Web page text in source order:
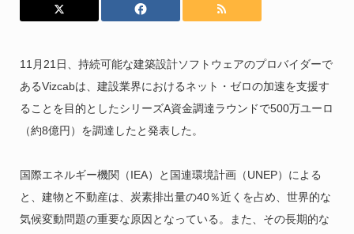
11月21日、持続可能な建築設計ソフトウェアのプロバイダーで
あるVizcabは、建設業界におけるネット・ゼロの加速を支援す
ることを目的としたシリーズA資金調達ラウンドで500万ユーロ
（約8億円）を調達したと発表した。
国際エネルギー機関（IEA）と国連環境計画（UNEP）による
と、建物と不動産は、炭素排出量の40％近くを占め、世界的な
気候変動問題の重要な原因となっている。また、その長期的な